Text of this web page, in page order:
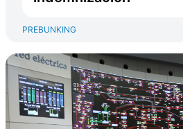
PREBUNKING